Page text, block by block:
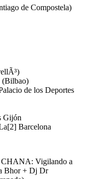
de Compostela)
(Bilbao)
de los Deportes
Gijón
Barcelona
Vigilando a
Bhor + Dj Dr